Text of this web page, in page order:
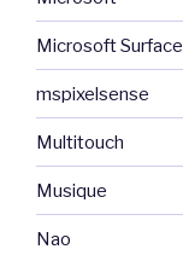
Microsoft Surface
mspixelsense
Multitouch
Musique
Nao